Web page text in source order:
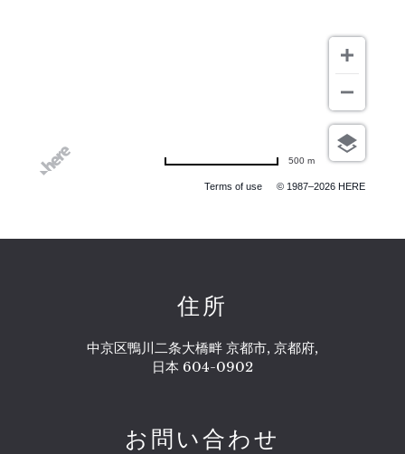
Terms of use © 1987–2026 HERE
500 m
住所
中京区鴨川二条大橋畔 京都市, 京都府,
日本 604-0902
お問い合わせ